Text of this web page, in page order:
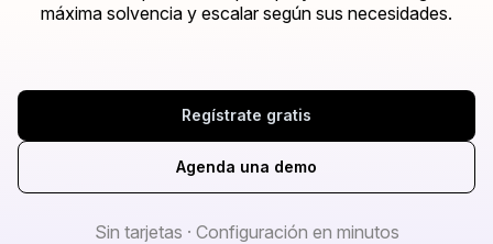
máxima solvencia y escalar según sus necesidades.
Regístrate gratis
Agenda una demo
Sin tarjetas · Configuración en minutos